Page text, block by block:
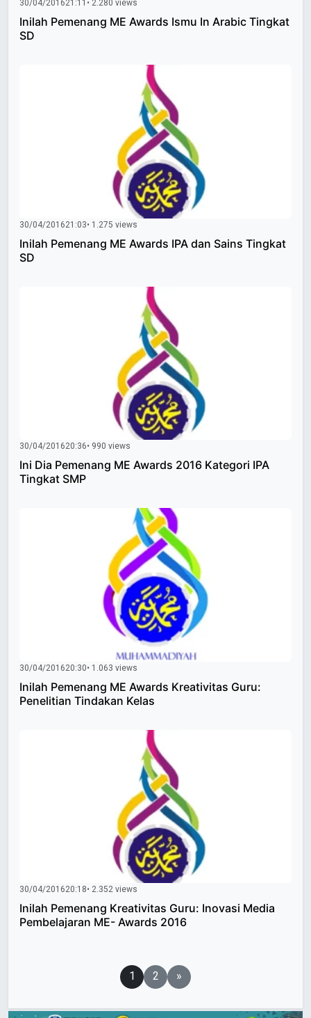
30/04/201621:11 • 2.280 views
Inilah Pemenang ME Awards Ismu In Arabic Tingkat
SD
30/04/201621:03• 1.275 views
Inilah Pemenang ME Awards IPA dan Sains Tingkat
SD
30/04/201620:36• 990 views
Ini Dia Pemenang ME Awards 2016 Kategori IPA
Tingkat SMP
30/04/201620:30• 1.063 views
Inilah Pemenang ME Awards Kreativitas Guru:
Penelitian Tindakan Kelas
30/04/201620:18• 2.352 views
Inilah Pemenang Kreativitas Guru: Inovasi Media
Pembelajaran ME- Awards 2016
1 2 »